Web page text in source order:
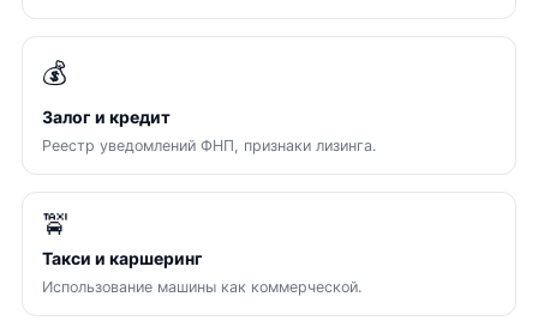
💰
Залог и кредит
Реестр уведомлений ФНП, признаки лизинга.
🚖
Такси и каршеринг
Использование машины как коммерческой.